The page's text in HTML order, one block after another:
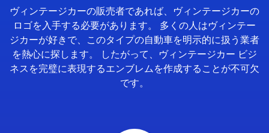
ヴィンテージカーの販売者であれば、ヴィンテージカーの
ロゴを入手する必要があります。 多くの人はヴィンテー
ジカーが好きで、このタイプの自動車を明示的に扱う業者
を熱心に探します。 したがって、ヴィンテージカー ビジ
ネスを完璧に表現するエンブレムを作成することが不可欠
です。